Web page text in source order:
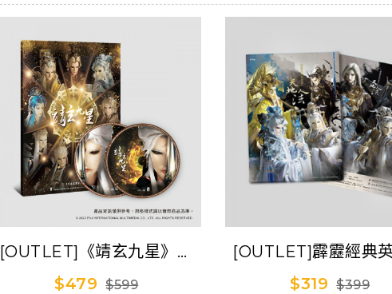
[OUTLET]《靖玄九星》寫
真專輯
$479 $599
[OUTLET]霹靂經典
【天地人法】
$319 $399